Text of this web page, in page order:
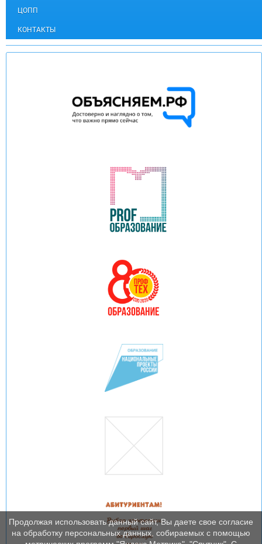
ЦОПП
КОНТАКТЫ
Продолжая использовать данный сайт, Вы даете свое согласие
на обработку персональных данных, собираемых с помощью